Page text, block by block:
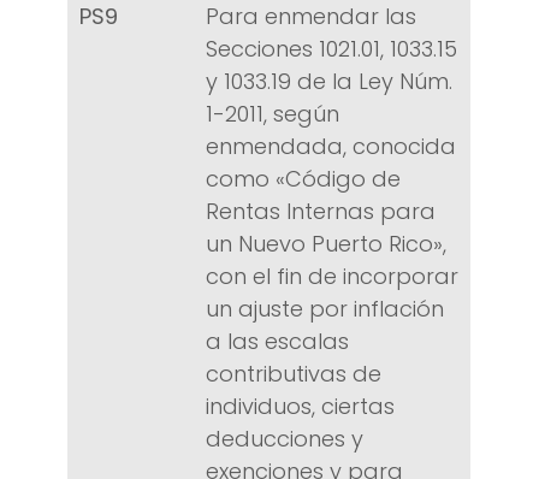
PS9
Para enmendar las
Secciones 1021.01, 1033.15
y 1033.19 de la Ley Núm.
1-2011, según
enmendada, conocida
como «Código de
Rentas Internas para
un Nuevo Puerto Rico»,
con el fin de incorporar
un ajuste por inflación
a las escalas
contributivas de
individuos, ciertas
deducciones y
exenciones y para